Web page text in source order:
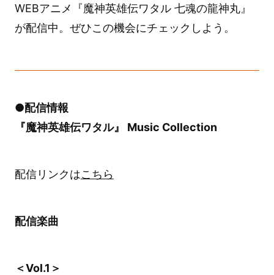
WEBアニメ『魔神英雄伝ワタル 七魂の龍神丸』
が配信中。ぜひこの機会にチェックしよう。
●配信情報
『魔神英雄伝ワタル』 Music Collection
配信リンクはこちら
配信楽曲
＜Vol.1＞